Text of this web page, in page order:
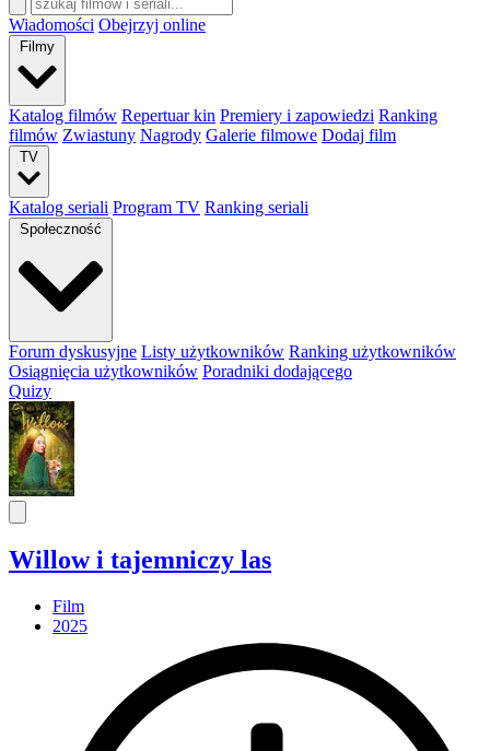
Wiadomości Obejrzyj online
Filmy
Katalog filmów Repertuar kin Premiery i zapowiedzi Ranking
filmów Zwiastuny Nagrody Galerie filmowe Dodaj film
TV
Katalog seriali Program TV Ranking seriali
Społeczność
Forum dyskusyjne Listy użytkowników Ranking użytkowników
Osiągnięcia użytkowników Poradniki dodającego
Quizy
Willow i tajemniczy las
Film
2025